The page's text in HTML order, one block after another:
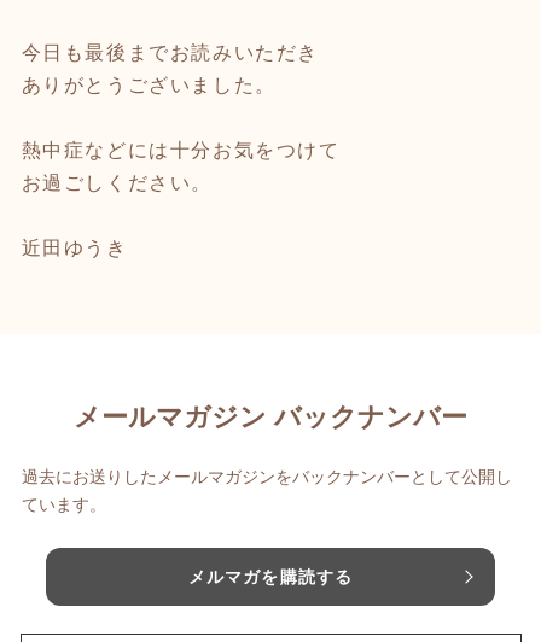
今日も最後までお読みいただき
ありがとうございました。
熱中症などには十分お気をつけて
お過ごしください。
近田ゆうき
メールマガジン バックナンバー
過去にお送りしたメールマガジンをバックナンバーとして公開し
ています。
メルマガを購読する